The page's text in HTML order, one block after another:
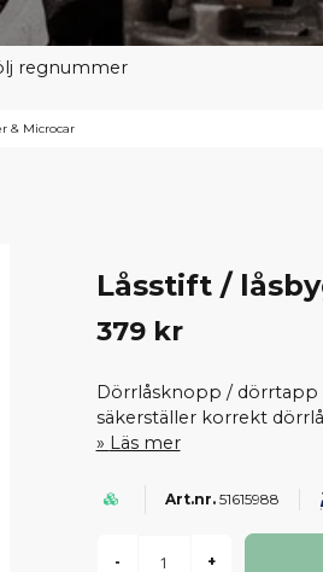
regnummer
& Microcar
Låsstift /
379 kr
Dörrlåsknopp / dörrtapp
säkerställer korrekt
Läs mer
51615988
- +